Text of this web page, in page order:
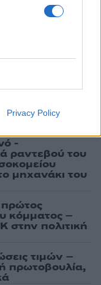
Privacy Policy
εξαπλωθεί,
του
στην Ελπίδα
το
-
ραντεβού του
μηχανάκι του
κόμματος –
στην πολιτική
τιμών –
πρωτοβουλία,